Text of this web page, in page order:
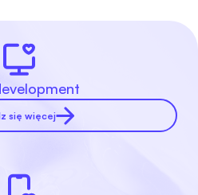
się więcej